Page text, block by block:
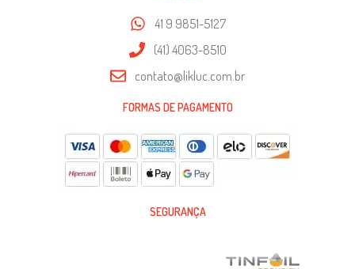
41 9 9851-5127
(41) 4063-8510
contato@likluc.com.br
FORMAS DE PAGAMENTO
SEGURANÇA